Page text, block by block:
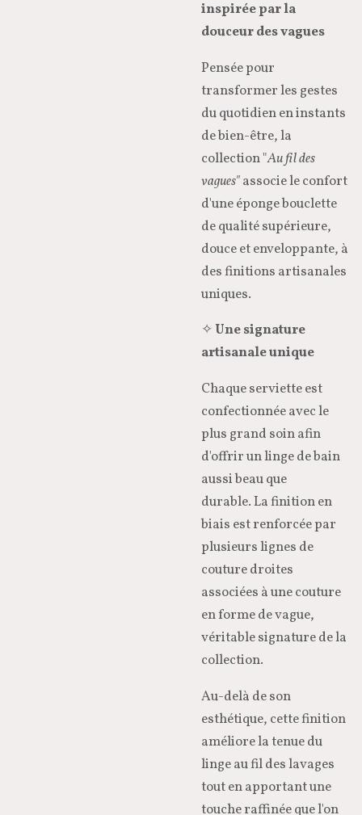
inspirée par la
douceur des vagues
Pensée pour
transformer les gestes
du quotidien en instants
de bien-être, la
collection "Au fil des
vagues"associe le confort
d'une éponge bouclette
de qualité supérieure,
douce et enveloppante, à
des finitions artisanales
uniques.
✧ Une signature
artisanale unique
Chaque serviette est
confectionnée avec le
plus grand soin afin
d'offrir un linge de bain
aussi beau que
durable.La finition en
biais est renforcée par
plusieurs lignes de
couture droites
associées à une couture
en forme de vague,
véritable signature de la
collection.
Au-delà de son
esthétique, cette finition
améliore la tenue du
linge au fil des lavages
tout en apportant une
touche raffinée que l'on